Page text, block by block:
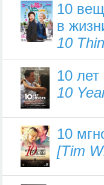
10
в
10
10 лет
10
10
[Tim